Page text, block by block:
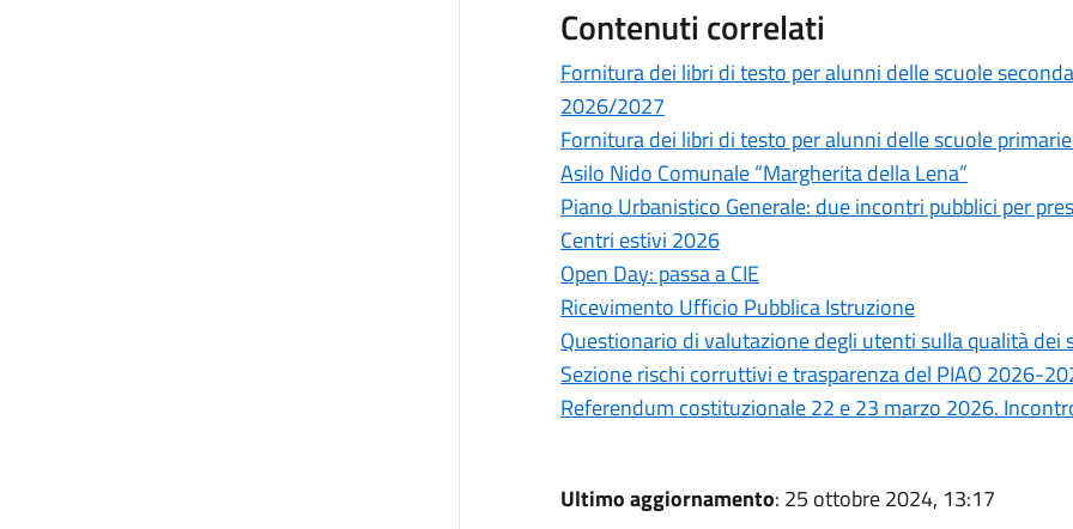
Contenuti correlati
Fornitura dei libri di testo per alunni delle scuole
2026/2027
Fornitura dei libri di testo per alunni delle scuole
Asilo Nido Comunale “Margherita della Lena”
Piano Urbanistico Generale: due incontri pubblici per
Centri estivi 2026
Open Day: passa a CIE
Ricevimento Ufficio Pubblica Istruzione
Questionario di valutazione degli utenti sulla qualità dei
Sezione rischi corruttivi e trasparenza del PIAO 2026-
Referendum costituzionale 22 e 23 marzo 2026.
Ultimo aggiornamento: 25 ottobre 2024, 13:17